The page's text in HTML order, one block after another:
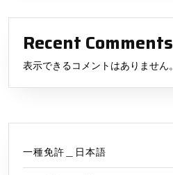
Recent Comments
表示できるコメントはありません。
一種免許＿日本語